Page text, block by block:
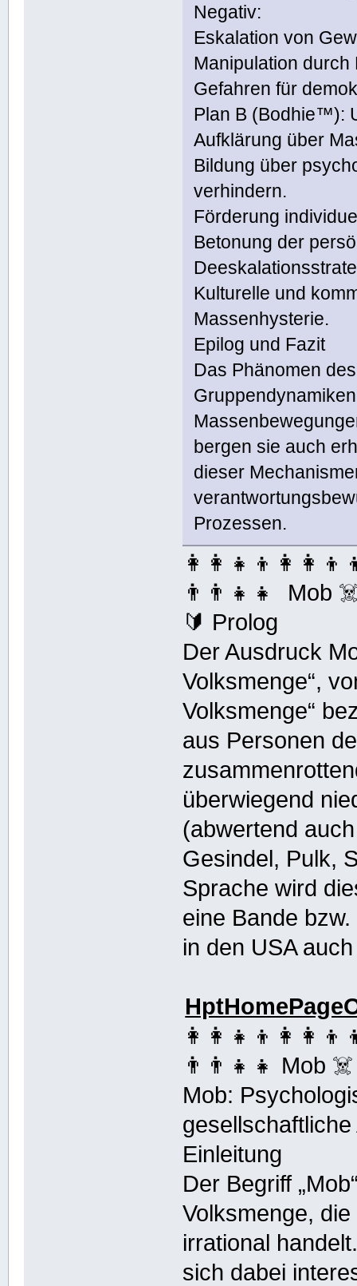
Negativ:
Eskalation von
Manipulation
Gefahren für
Plan B (Bodhie™):
Aufklärung über
Bildung über
verhindern.
Förderung
Betonung der
Kulturelle und
Massenhysterie.
Epilog und Fazit
Das Phänomen
bergen sie auch
dieser
Prozessen.
👨‍👨‍👧‍👧 Mob
🔰 Prolog
Der Ausdruck
Volksmenge“,
Volksmenge“
aus Personen
überwiegend
(abwertend
Gesindel, Pulk,
Sprache wird
eine Bande
in den USA
👨‍👨‍👧‍👧 Mob
Mob:
Einleitung
Der Begriff
Volksmenge,
irrational
sich dabei